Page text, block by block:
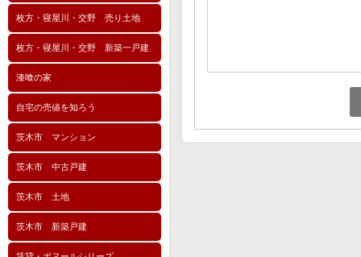
枚方・寝屋川・交野 売り土地
枚方・寝屋川・交野 新築一戸建
漆喰の家
自宅の売値を知ろう
茨木市 マンション
茨木市 中古戸建
茨木市 土地
茨木市 新築戸建